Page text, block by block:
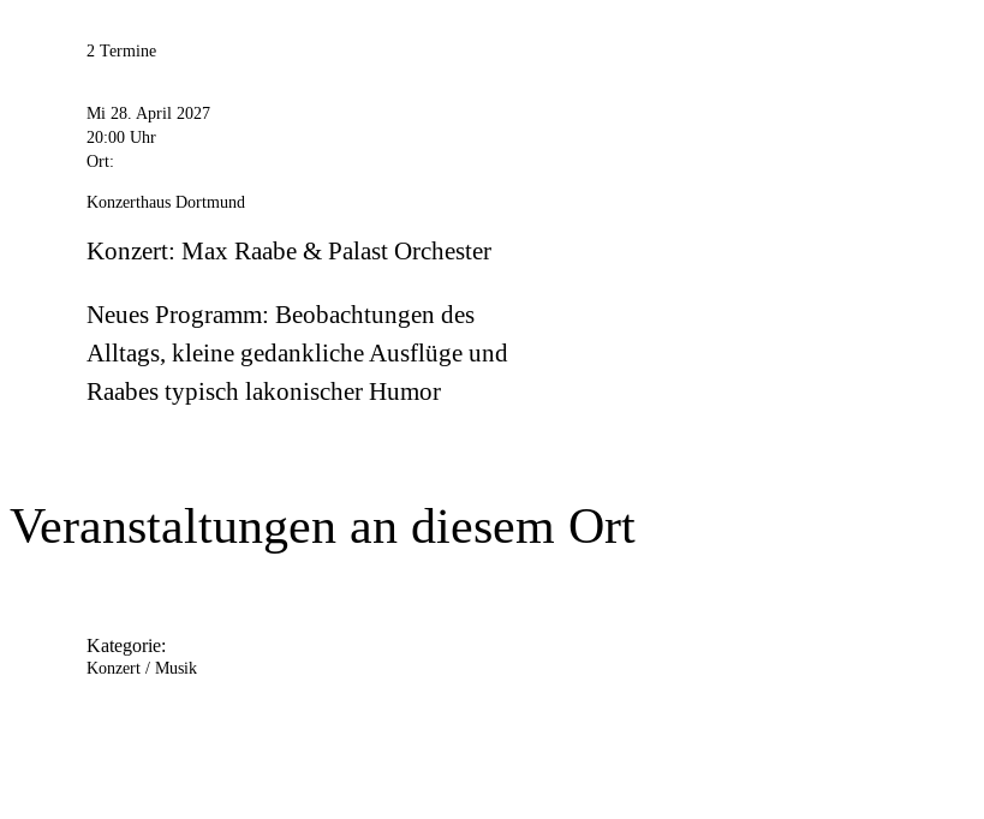
2 Termine
Mi 28. April 2027
20:00 Uhr
Ort:
Konzerthaus Dortmund
Konzert: Max Raabe & Palast Orchester
Neues Programm: Beobachtungen des
Alltags, kleine gedankliche Ausflüge und
Raabes typisch lakonischer Humor
Veranstaltungen an diesem Ort
Kategorie:
Konzert / Musik